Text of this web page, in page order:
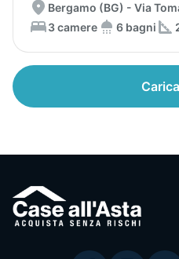
Bergamo (BG) - Via
3 camere
6 bagni